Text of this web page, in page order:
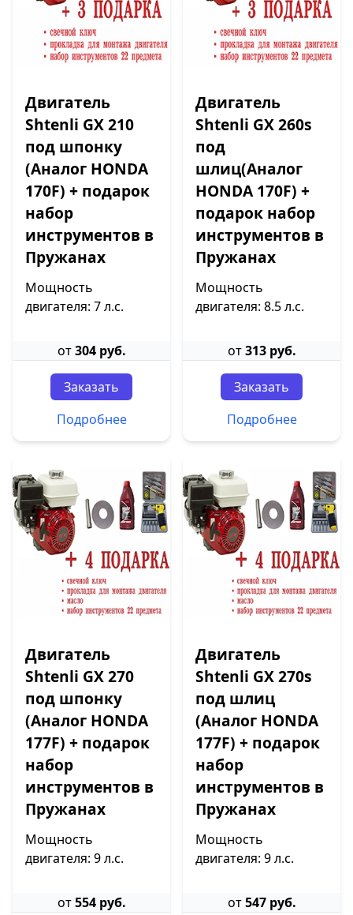
Двигатель
Shtenli GX 210
под шпонку
(Аналог HONDA
170F) + подарок
набор
инструментов в
Пружанах
Мощность
двигателя: 7 л.с.
от304 руб.
Заказать
Подробнее
Двигатель
Shtenli GX 260s
под
шлиц(Аналог
HONDA 170F) +
подарок набор
инструментов в
Пружанах
Мощность
двигателя: 8.5 л.с.
от313 руб.
Заказать
Подробнее
Двигатель
Shtenli GX 270
под шпонку
(Аналог HONDA
177F) + подарок
набор
инструментов в
Пружанах
Мощность
двигателя: 9 л.с.
от554 руб.
Двигатель
Shtenli GX 270s
под шлиц
(Аналог HONDA
177F) + подарок
набор
инструментов в
Пружанах
Мощность
двигателя: 9 л.с.
от547 руб.